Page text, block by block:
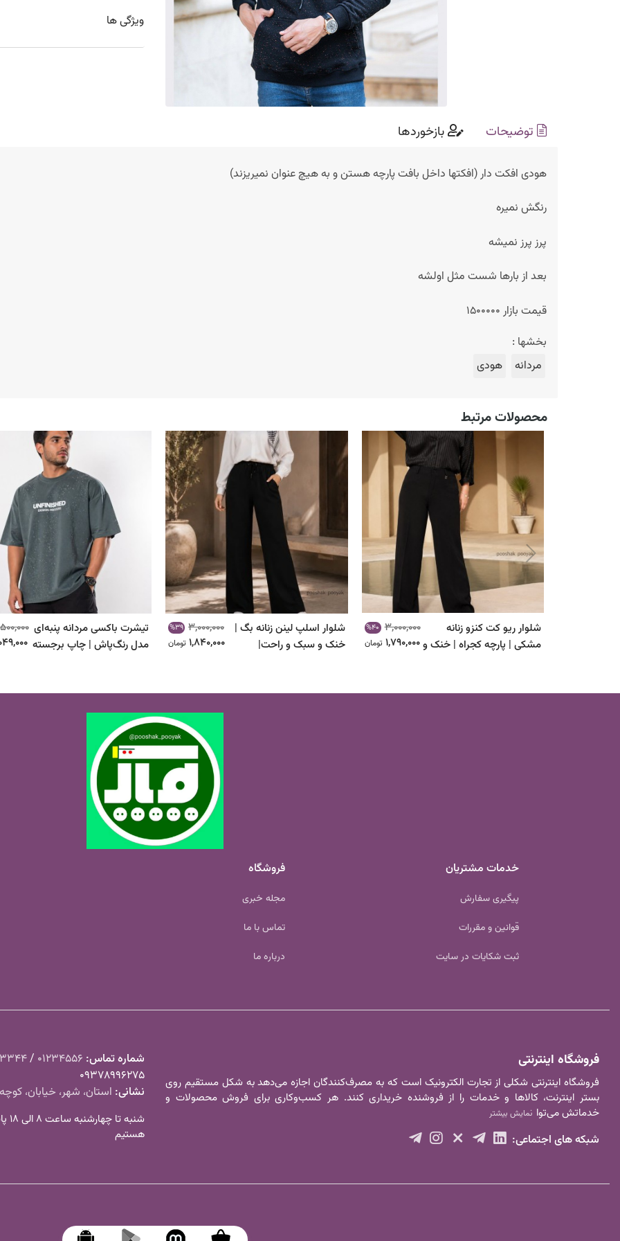
ویژگی ها
توضیحات بازخوردها
هودی افکت دار (افکتها داخل بافت پارچه هستن و به هیچ عنوان نمیریزند)
رنگش نمیره
پرز پرز نمیشه
بعد از بارها شست مثل اولشه
قیمت بازار 1500000
بخشها :
مردانه
هودی
محصولات مرتبط
شلوار ریو کت کنزو زنانه
مشکی | پارچه کجراه | خنک و
3,000,000
%40
1,790,000 تومان
شلوار اسلپ لینن زنانه بگ |
خنک و سبک و راحت|
3,000,000
%39
1,840,000 تومان
تیشرت باکسی مردانه پنبه‌ای
مدل رنگ‌پاش | چاپ برجسته
خدمات مشتریان
پیگیری سفارش
قوانین و مقررات
ثبت شکایات در سایت
فروشگاه
مجله خبری
تماس با ما
درباره ما
فروشگاه اینترنتی
فروشگاه اینترنتی شکلی از تجارت الکترونیک است که به مصرف‌کنندگان اجازه می‌دهد به شکل مستقیم روی
بستر اینترنت، کالا‌ها و خدمات را از فروشنده خریداری کنند. هر کسب‌و‌کاری برای فروش محصولات و
خدماتش می‌توا نمایش بیشتر
شبکه های اجتماعی:
شماره تماس‌: 01234556
/
09378996275
نشانی: استان، شهر، خیابان،
هستیم